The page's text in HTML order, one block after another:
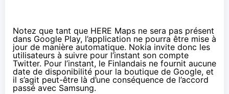
Notez que tant que HERE Maps ne sera pas présent
dans Google Play, l’application ne pourra être mise à
jour de manière automatique. Nokia invite donc les
utilisateurs à suivre pour l’instant son compte
Twitter. Pour l’instant, le Finlandais ne fournit aucune
date de disponibilité pour la boutique de Google, et
il s’agit peut-être là d’une conséquence de l’accord
passé avec Samsung.